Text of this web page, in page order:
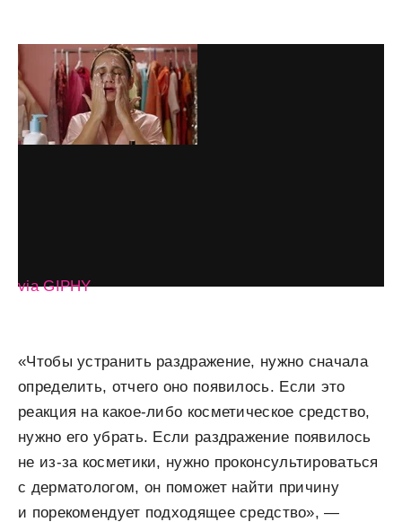
via GIPHY
«Чтобы устранить раздражение, нужно сначала
определить, отчего оно появилось. Если это
реакция на какое-либо косметическое средство,
нужно его убрать. Если раздражение появилось
не из-за косметики, нужно проконсультироваться
с дерматологом, он поможет найти причину
и порекомендует подходящее средство», —